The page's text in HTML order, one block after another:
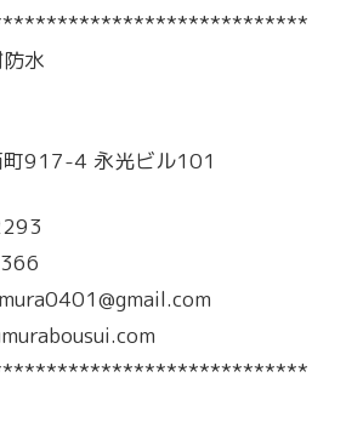
水
町917-4 永光ビル101